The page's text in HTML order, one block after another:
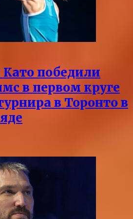
победили
в первом круге
в Торонто в